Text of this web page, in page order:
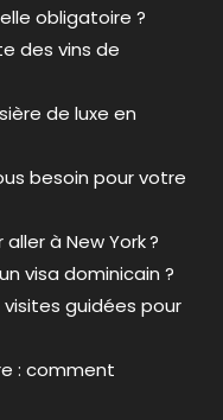
obligatoire ?
des vins de
de luxe en
besoin pour votre
à New York ?
visa dominicain ?
guidées pour
: comment